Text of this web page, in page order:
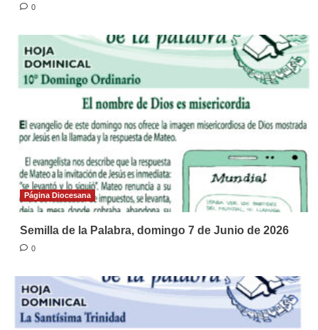
0
Página Diocesana
Semilla de la Palabra, domingo 7 de Junio de 2026
0